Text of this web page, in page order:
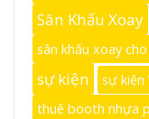
Sân Khấu Xoay
sân khấu xoay
sự kiện
sự kiện
thuê booth nhựa